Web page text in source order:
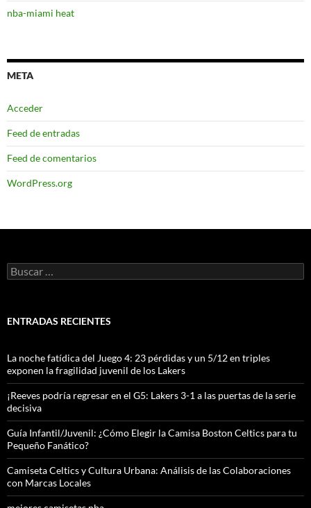
nba-miami heat
META
Acceder
Feed de entradas
Feed de comentarios
WordPress.org
Buscar:
ENTRADAS RECIENTES
La noche fatídica del Juego 4: 23 pérdidas y un 5/12 en triples
exponen la fragilidad juvenil de los Lakers
¡Reeves podría regresar en el G5: Lakers 3-1 a las puertas de la serie
decisiva
Guía Infantil/Juvenil: ¿Cómo Elegir la Camisa Boston Celtics para tu
Pequeño Fanático?
Camiseta Celtics y Cultura Urbana: Análisis de las Colaboraciones
con Marcas Locales